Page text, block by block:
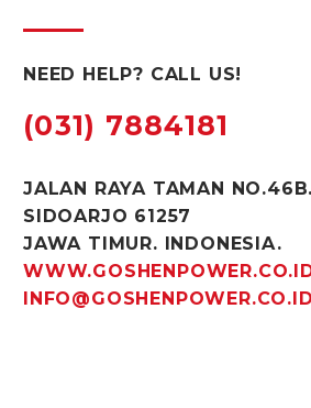
NEED HELP? CALL US!
(031) 7884181
JALAN RAYA TAMAN NO.46B.
SIDOARJO 61257
JAWA TIMUR. INDONESIA.
INFO@GOSHENPOWER.CO.ID